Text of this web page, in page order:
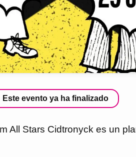
Este evento ya ha finalizado
All Stars Cidtronyck es un